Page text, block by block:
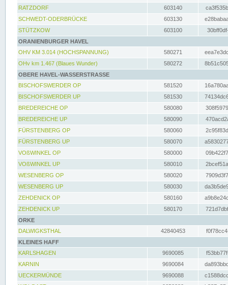
RATZDORF
603140
SCHWEDT-ODERBRÜCKE
603130
STÜTZKOW
603100
ORANIENBURGER HAVEL
OHV KM 3.014 (HOCHSPANNUNG)
580271
OHv km 1.467 (Blaues Wunder)
580272
OBERE HAVEL-WASSERSTRASSE
BISCHOFSWERDER OP
581520
BISCHOFSWERDER UP
581530
BREDEREICHE OP
580080
BREDEREICHE UP
580090
FÜRSTENBERG OP
580060
FÜRSTENBERG UP
580070
VOßWINKEL OP
580000
VOßWINKEL UP
580010
WESENBERG OP
580020
WESENBERG UP
580030
ZEHDENICK OP
580160
ZEHDENICK UP
580170
ORKE
DALWIGKSTHAL
42840453
KLEINES HAFF
KARLSHAGEN
9690085
KARNIN
9690084
UECKERMÜNDE
9690088